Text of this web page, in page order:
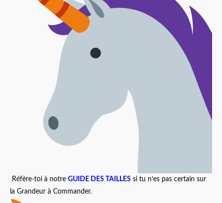
Réfère-toi à notre GUIDE DES TAILLES si tu n’es pas certain sur
la Grandeur à Commander.